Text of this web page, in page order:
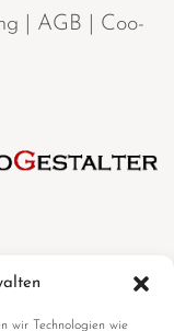
wir Technologien wie
AGB
Coo­